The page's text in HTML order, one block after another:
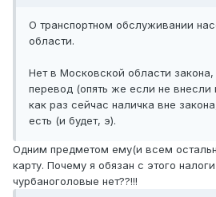
О транспортном обслуживании
области.
Нет в Московской области
перевод (опять же если не внесли
как раз сейчас наличка вне
есть (и будет, э).
Одним предметом ему(и всем
карту. Почему я обязан с этого
чурбаноголовые нет??!!!